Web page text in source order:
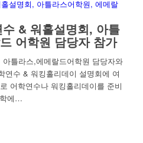
& 워홀설명회, 아틀
어학원 담당자 참가
틀라스,에메랄드어학원 담당자와
연수 & 워킹홀리데이 설명회에 여
어학연수나 워킹홀리데이를 준비
에…